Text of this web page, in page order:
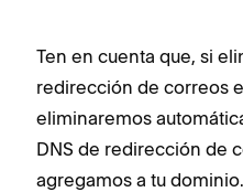
Ten en cuenta que, si
redirección de correos
eliminaremos
DNS de redirección de
agregamos a tu dominio.